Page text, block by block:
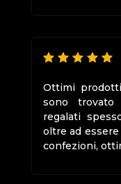
Ottimi
sono
regalati
oltre ad
confezioni,